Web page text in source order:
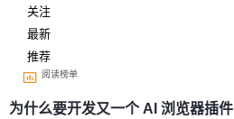
关注
最新
推荐
阅读榜单
为什么要开发又一个 AI 浏览器插件